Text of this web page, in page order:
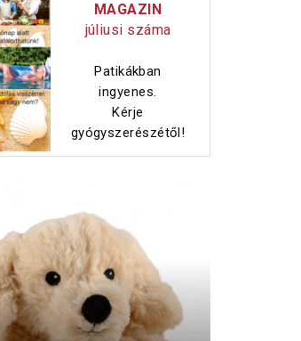
MAGAZIN
júliusi száma
Patikákban
ingyenes.
Kérje
gyógyszerészétől!